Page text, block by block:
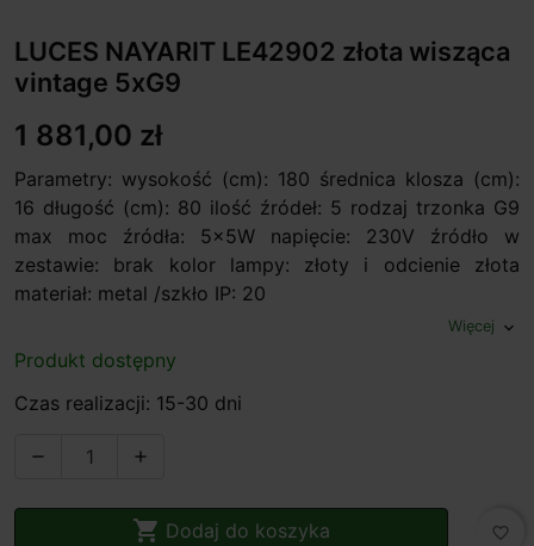
LUCES NAYARIT LE42902 złota wisząca
vintage 5xG9
1 881,00 zł
Parametry: wysokość (cm): 180 średnica klosza (cm):
16 długość (cm): 80 ilość źródeł: 5 rodzaj trzonka G9
max moc źródła: 5x5W napięcie: 230V źródło w
zestawie: brak kolor lampy: złoty i odcienie złota
materiał: metal /szkło IP: 20
Więcej expand_more
Produkt dostępny
Czas realizacji: 15-30 dni
 
 Dodaj do koszyka favorite_border